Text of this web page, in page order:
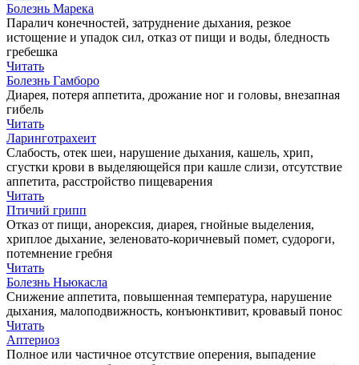
Болезнь Марека
Паралич конечностей, затруднение дыхания, резкое
истощение и упадок сил, отказ от пищи и воды, бледность
гребешка
Читать
Болезнь Гамборо
Диарея, потеря аппетита, дрожание ног и головы, внезапная
гибель
Читать
Ларинготрахеит
Слабость, отек шеи, нарушение дыхания, кашель, хрип,
сгустки крови в выделяющейся при кашле слизи, отсутствие
аппетита, расстройство пищеварения
Читать
Птичий грипп
Отказ от пищи, анорексия, диарея, гнойные выделения,
хриплое дыхание, зеленовато-коричневый помет, судороги,
потемнение гребня
Читать
Болезнь Ньюкасла
Снижение аппетита, повышенная температура, нарушение
дыхания, малоподвижность, конъюнктивит, кровавый понос
Читать
Аптериоз
Полное или частичное отсутствие оперения, выпадение